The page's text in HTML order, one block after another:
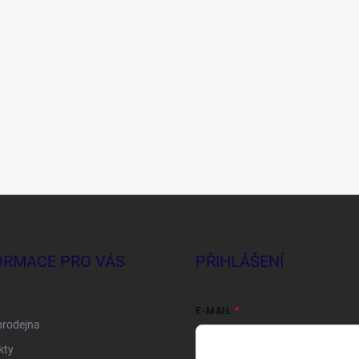
PRO VÁS PŘIHLÁŠENÍ
E-MAIL